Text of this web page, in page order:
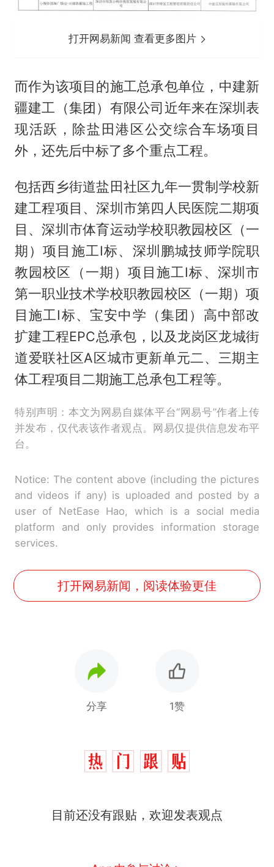
打开网易新闻 查看更多图片
而作为该项目的施工总承包单位，中建新
疆建工（集团）有限公司近年来在深圳表
现活跃，除盐田港区公交综合车场项目
外，还先后中标了多个重点工程。
包括西乡街道盐田社区九年一贯制学校新
建工程项目、深圳市第四人民医院二期项
目、深圳市体育运动学校职教园校区（一
期）项目施工Ⅰ标、深圳鹏城技师学院职
教园校区（一期）项目施工Ⅰ标、深圳市
第一职业技术学校职教园校区（一期）项
目施工Ⅰ标、宝安中学（集团）高中部改
扩建工程EPC总承包，以及龙岗区龙城街
道爱联社区A区城市更新单元二、三期主
体工程项目二期施工总承包工程等。
特别声明：本文为网易自媒体平台“网易号”作者上传
并发布，仅代表该作者观点。网易仅提供信息发布平
台。
Notice: The content above (including the pictures
and videos if any) is uploaded and posted by a
user of NetEase Hao, which is a social media
platform and only provides information storage
services.
打开网易新闻，阅读体验更佳
分享 1赞
目前还没有跟贴，欢迎发表观点